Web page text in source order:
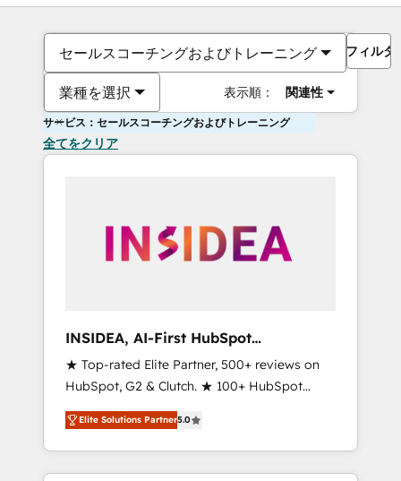
セールスコーチングおよびトレーニング
業種を選択 表示順： 関連性
フィルタ
サービス：セールスコーチングおよびトレーニング
全てをクリア
INSIDEA, AI-First HubSpot
Onboarding & RevOps
★ Top-rated Elite Partner, 500+ reviews on
HubSpot, G2 & Clutch. ★ 100+ HubSpot
Certified Experts & Trainers across the team
★ 1,500+ implementations across five
continents ★ AI-First, RevOps-led,
Onboarding obsessed ★ Company of the
Elite Solutions Partner5.0